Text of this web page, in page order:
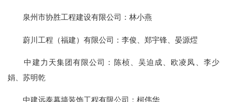
泉州市协胜工程建设有限公司：林小燕
蔚川工程（福建）有限公司：李俊、郑宇锋、晏源熤
中建力天集团有限公司：陈桢、吴迫成、欧凌凤、李少
娟、苏明乾
中建远泰幕墙装饰工程有限公司：柯伟华